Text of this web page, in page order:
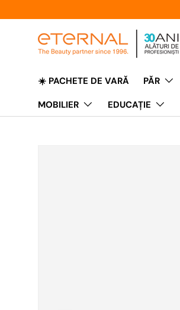
☀️ PACHETE DE VARĂ PĂR
MOBILIER
EDUCAŢIE